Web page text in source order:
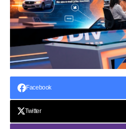
Facebook
Twitter